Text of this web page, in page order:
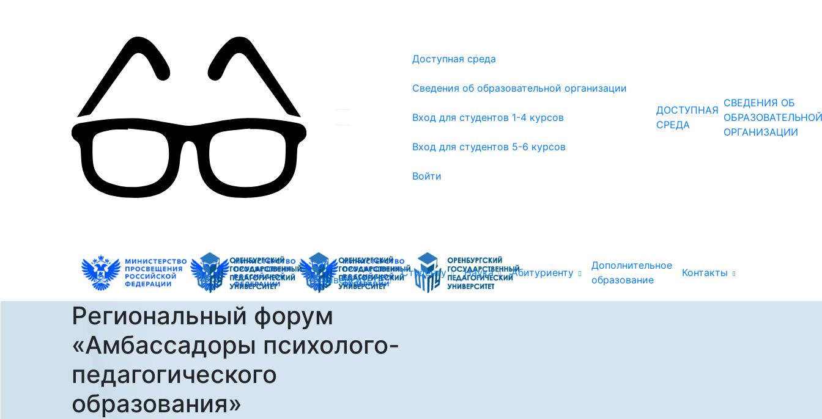
Доступная среда
Сведения об образовательной организации
Вход для студентов 1-4 курсов
Вход для студентов 5-6 курсов
Войти
ДОСТУПНАЯ
СРЕДА
СВЕДЕНИЯ ОБ
ОБРАЗОВАТЕЛЬНОЙ
ОРГАНИЗАЦИИ
Об
университете
Студенту Наука Абитуриенту
Дополнительное
образование
Контакты
Региональный форум
«Амбассадоры психолого-
педагогического
образования»